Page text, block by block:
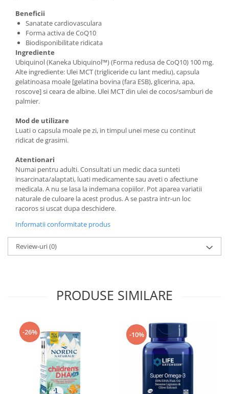
Beneficii
Sanatate cardiovasculara
Forma activa de CoQ10
Biodisponibilitate ridicata
Ingrediente
Ubiquinol (Kaneka Ubiquinol™) (Forma redusa de CoQ10) 100 mg.
Alte ingrediente: Ulei MCT (trigliceride cu lant mediu), capsula
gelatinoasa moale [gelatina bovina (fara ESB), glicerina, apa,
roscove] si ceara de albine. Ulei MCT din ulei de cocos/samburi de
palmier.
Mod de utilizare
Luati o capsula moale pe zi, in timpul unei mese cu continut
ridicat de grasimi.
Atentionari
Numai pentru adulti. Consultati un medic daca sunteti
insarcinata/alaptati, luati medicamente sau aveti o afectiune
medicala. A nu se lasa la indemana copiilor. Pot aparea variatii
naturale de culoare la acest produs. A se pastra intr-un loc
racoros si uscat dupa deschidere.
Informatii conformitate produs
Review-uri(0)
PRODUSE SIMILARE
-26% -10%